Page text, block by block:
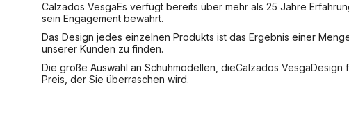
Calzados VesgaEs verfügt bereits über mehr als 25 Jahre
sein Engagement bewahrt.
Das Design jedes einzelnen Produkts ist das Ergebnis einer
unserer Kunden zu finden.
Die große Auswahl an Schuhmodellen, dieCalzados VesgaDesign
Preis, der Sie überraschen wird.